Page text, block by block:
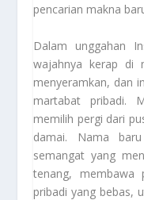
pencarian makna
Dalam unggahan
wajahnya kerap di
menyeramkan, dan
martabat pribadi.
memilih pergi dari
damai. Nama
semangat yang
tenang, membawa
pribadi yang bebas,